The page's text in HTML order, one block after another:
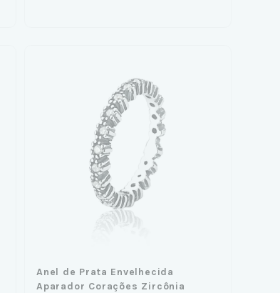
Anel de Prata Envelhecida
Aparador Corações Zircônia